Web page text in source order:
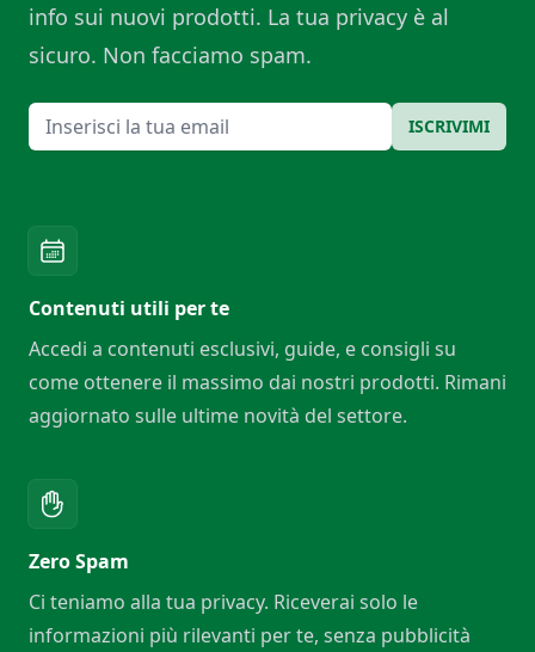
info sui nuovi prodotti. La tua privacy è al
sicuro. Non facciamo spam.
Email ISCRIVIMI
Contenuti utili per te
Accedi a contenuti esclusivi, guide, e consigli su
come ottenere il massimo dai nostri prodotti. Rimani
aggiornato sulle ultime novità del settore.
Zero Spam
Ci teniamo alla tua privacy. Riceverai solo le
informazioni più rilevanti per te, senza pubblicità